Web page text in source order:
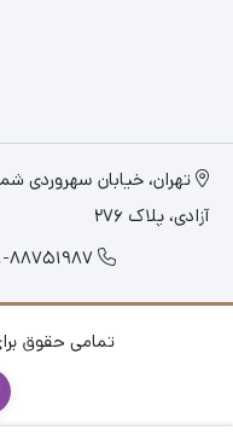
تهران، خیابان سهروردی
آزادی، پلاک 276
88751987
تمامی حقوق